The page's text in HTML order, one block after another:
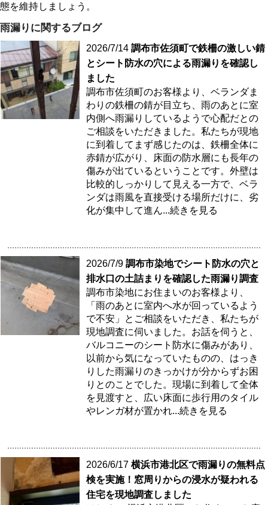
態を維持しましょう。
雨漏りに関するブログ
2026/7/14調布市佐須町で鉄柵の激しい錆
とシート防水の穴による雨漏りを確認し
ました
調布市佐須町のお客様より、ベランダま
わりの鉄柵の錆が目立ち、雨のあとに室
内側へ雨漏りしているようで心配だとの
ご相談をいただきました。私たちが現地
に到着してまず感じたのは、鉄柵全体に
赤錆が広がり、床面の防水層にも長年の
傷みが出ているということです。外壁は
比較的しっかりして見える一方で、ベラ
ンダは雨風を直接受ける場所だけに、劣
化が集中して進ん...続きを見る
2026/7/9調布市染地でシート防水の穴と
排水口の土詰まりを確認した雨漏り調査
調布市染地にお住まいのお客様より、
「雨のあとに室内へ水が回っているよう
で不安」とご相談をいただき、私たちが
現地調査に伺いました。お話を伺うと、
バルコニーのシート防水に傷みがあり、
以前から気になっていたものの、はっき
りした雨漏りのきっかけが分からずお困
りとのことでした。現場に到着して全体
を見渡すと、広い床面に歩行用のタイル
やレンガ材が置かれ...続きを見る
2026/6/17横浜市港北区で雨漏りの無料点
検を実施！窓周りからの浸水が疑われる
住宅を現地調査しました